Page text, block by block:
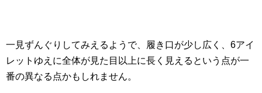
一見ずんぐりしてみえるようで、履き口が少し広く、6アイ
レットゆえに全体が見た目以上に長く見えるという点が一
番の異なる点かもしれません。